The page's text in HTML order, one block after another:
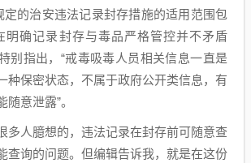
定的治安违法记录封存措施的适用范围包
明确记录封存与毒品严格管控并不矛盾
别指出，“戒毒吸毒人员相关信息一直是
种保密状态，不属于政府公开类信息，有
意泄露”。
多人臆想的，违法记录在封存前可随意查
查询的问题。但编辑告诉我，就是在这份